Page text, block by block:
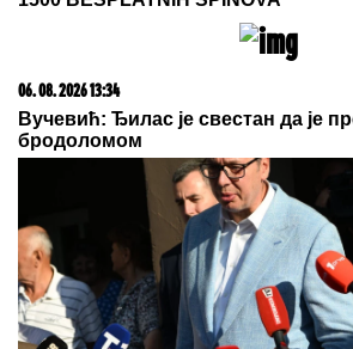
Većina građana izgubi novac pre
letovanje - ovih 7 troškova skoro